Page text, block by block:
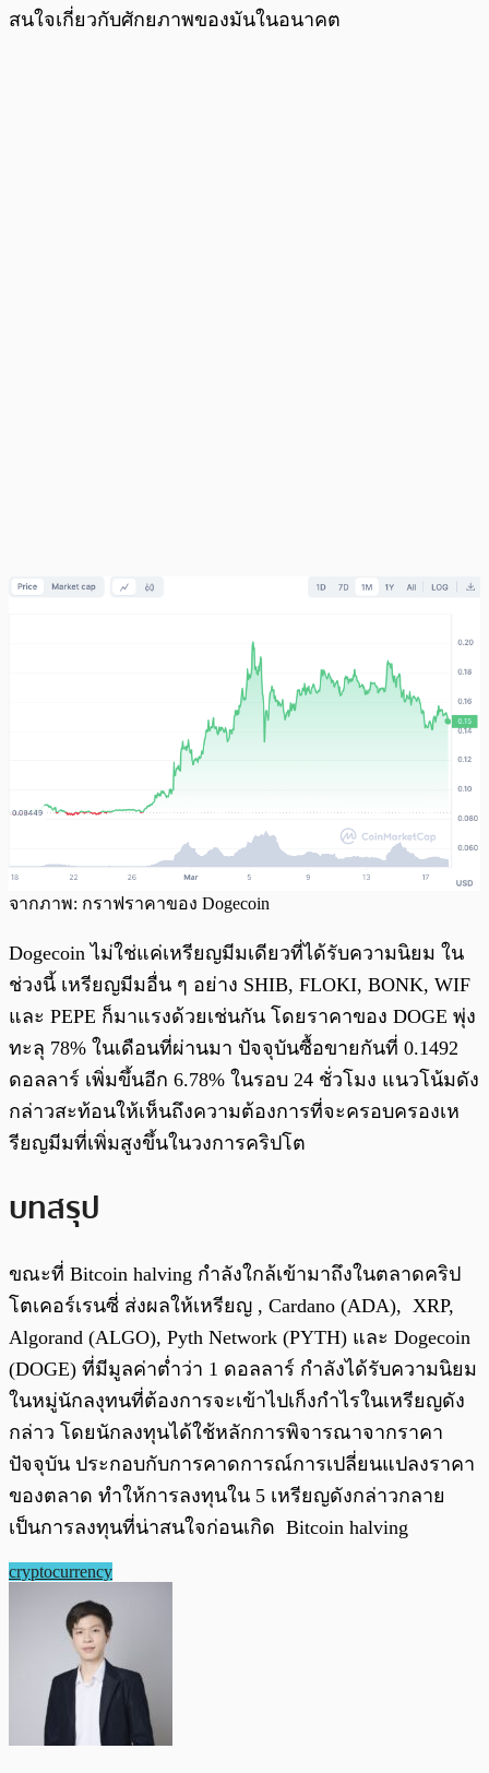
สนใจเกี่ยวกับศักยภาพของมันในอนาคต
จากภาพ: กราฟราคาของ Dogecoin
Dogecoin ไม่ใช่แค่เหรียญมีมเดียวที่ได้รับความนิยม ใน
ช่วงนี้ เหรียญมีมอื่น ๆ อย่าง SHIB, FLOKI, BONK, WIF
และ PEPE ก็มาแรงด้วยเช่นกัน โดยราคาของ DOGE พุ่ง
ทะลุ 78% ในเดือนที่ผ่านมา ปัจจุบันซื้อขายกันที่ 0.1492
ดอลลาร์ เพิ่มขึ้นอีก 6.78% ในรอบ 24 ชั่วโมง แนวโน้มดัง
กล่าวสะท้อนให้เห็นถึงความต้องการที่จะครอบครองเห
รียญมีมที่เพิ่มสูงขึ้นในวงการคริปโต
บทสรุป
ขณะที่ Bitcoin halving กำลังใกล้เข้ามาถึงในตลาดคริป
โตเคอร์เรนซี่ ส่งผลให้เหรียญ , Cardano (ADA), XRP,
Algorand (ALGO), Pyth Network (PYTH) และ Dogecoin
(DOGE) ที่มีมูลค่าต่ำว่า 1 ดอลลาร์ กำลังได้รับความนิยม
ในหมู่นักลงุทนที่ต้องการจะเข้าไปเก็งกำไรในเหรียญดัง
กล่าว โดยนักลงทุนได้ใช้หลักการพิจารณาจากราคา
ปัจจุบัน ประกอบกับการคาดการณ์การเปลี่ยนแปลงราคา
ของตลาด ทำให้การลงทุนใน 5 เหรียญดังกล่าวกลาย
เป็นการลงทุนที่น่าสนใจก่อนเกิด Bitcoin halving
cryptocurrency